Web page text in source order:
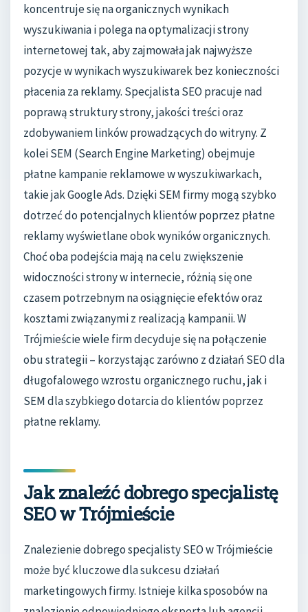
koncentruje się na organicznych wynikach
wyszukiwania i polega na optymalizacji strony
internetowej tak, aby zajmowała jak najwyższe
pozycje w wynikach wyszukiwarek bez konieczności
płacenia za reklamy. Specjalista SEO pracuje nad
poprawą struktury strony, jakości treści oraz
zdobywaniem linków prowadzących do witryny. Z
kolei SEM (Search Engine Marketing) obejmuje
płatne kampanie reklamowe w wyszukiwarkach,
takie jak Google Ads. Dzięki SEM firmy mogą szybko
dotrzeć do potencjalnych klientów poprzez płatne
reklamy wyświetlane obok wyników organicznych.
Choć oba podejścia mają na celu zwiększenie
widoczności strony w internecie, różnią się one
czasem potrzebnym na osiągnięcie efektów oraz
kosztami związanymi z realizacją kampanii. W
Trójmieście wiele firm decyduje się na połączenie
obu strategii – korzystając zarówno z działań SEO dla
długofalowego wzrostu organicznego ruchu, jak i
SEM dla szybkiego dotarcia do klientów poprzez
płatne reklamy.
Jak znaleźć dobrego specjalistę
SEO w Trójmieście
Znalezienie dobrego specjalisty SEO w Trójmieście
może być kluczowe dla sukcesu działań
marketingowych firmy. Istnieje kilka sposobów na